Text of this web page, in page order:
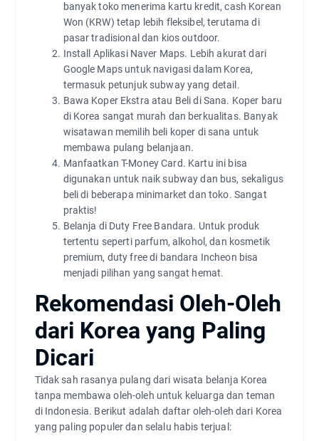
banyak toko menerima kartu kredit, cash Korean
Won (KRW) tetap lebih fleksibel, terutama di
pasar tradisional dan kios outdoor.
Install Aplikasi Naver Maps. Lebih akurat dari
Google Maps untuk navigasi dalam Korea,
termasuk petunjuk subway yang detail.
Bawa Koper Ekstra atau Beli di Sana. Koper baru
di Korea sangat murah dan berkualitas. Banyak
wisatawan memilih beli koper di sana untuk
membawa pulang belanjaan.
Manfaatkan T-Money Card. Kartu ini bisa
digunakan untuk naik subway dan bus, sekaligus
beli di beberapa minimarket dan toko. Sangat
praktis!
Belanja di Duty Free Bandara. Untuk produk
tertentu seperti parfum, alkohol, dan kosmetik
premium, duty free di bandara Incheon bisa
menjadi pilihan yang sangat hemat.
Rekomendasi Oleh-Oleh
dari Korea yang Paling
Dicari
Tidak sah rasanya pulang dari wisata belanja Korea
tanpa membawa oleh-oleh untuk keluarga dan teman
di Indonesia. Berikut adalah daftar oleh-oleh dari Korea
yang paling populer dan selalu habis terjual: